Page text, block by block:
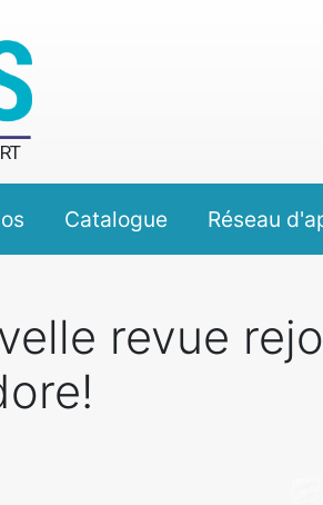
Catalogue Réseau
revue